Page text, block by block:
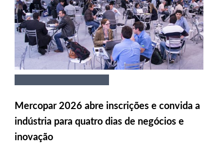
Mercopar 2026 abre inscrições e convida a
indústria para quatro dias de negócios e
inovação